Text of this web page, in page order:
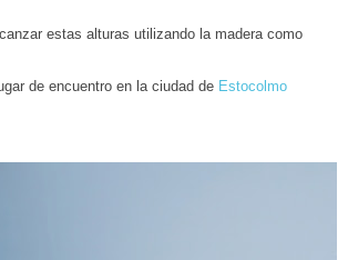
estas alturas utilizando la madera como
de encuentro en la ciudad de Estocolmo